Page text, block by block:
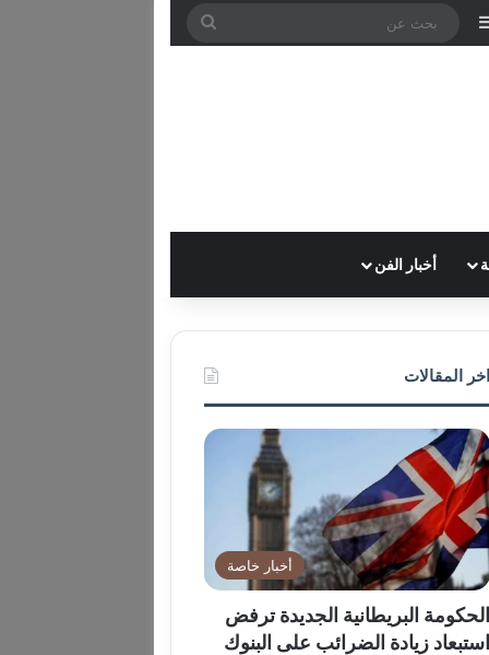
عشوائي
إضافة عمود جانبي
بحث
أخبار الفن
اخر المقالات
أخبار خاصة
الحكومة البريطانية الجديدة ترفض
استبعاد زيادة الضرائب على البنوك